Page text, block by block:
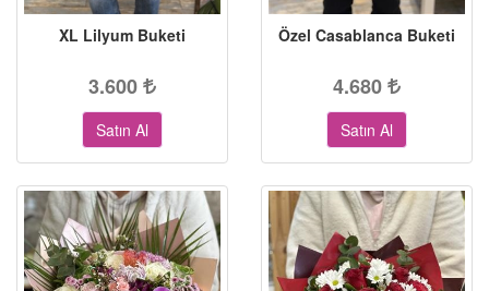
XL Lilyum Buketi
3.600
Satın Al
Özel Casablanca Buketi
4.680
Satın Al